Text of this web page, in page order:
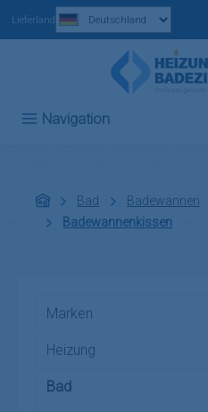
Zum Hauptinhalt springen
Lieferland
Navigation
Bad Badewannen
Badewannenkissen
Marken
Heizung
Bad